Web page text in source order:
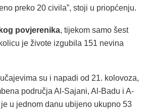
preko 20 civila”, stoji u priopćenju.
povjerenika, tijekom samo šest
je živote izgubila 151 nevina
su i napadi od 21. kolovoza,
područja Al-Sajani, Al-Badu i A-
u jednom danu ubijeno ukupno 53